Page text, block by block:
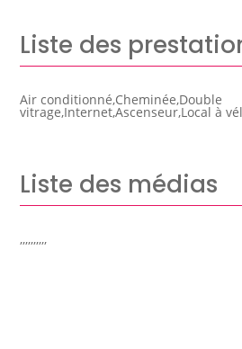
Liste des
Air conditionné,Cheminée,Double
vitrage,Internet,Ascenseur,Local à
Liste des médias
,,,,,,,,,,